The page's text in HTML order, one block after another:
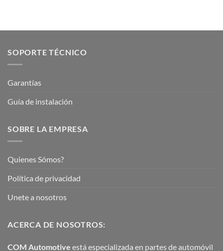
SOPORTE TÉCNICO
Garantías
Guía de instalación
SOBRE LA EMPRESA
Quienes Sómos?
Política de privacidad
Unete a nosotros
ACERCA DE NOSOTROS:
COM Automotive está especializada en partes de automóvil